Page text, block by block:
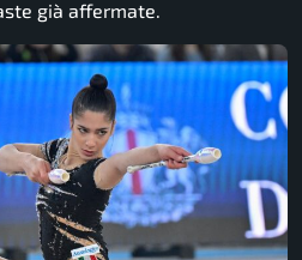
già affermate.